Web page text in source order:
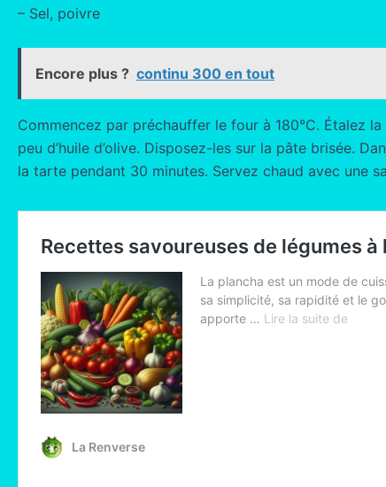
– Sel, poivre
Encore plus ? continu 300 en tout
Commencez par préchauffer le four à 180°C. Étalez
peu d’huile d’olive. Disposez-les sur la pâte brisée.
la tarte pendant 30 minutes. Servez chaud avec une